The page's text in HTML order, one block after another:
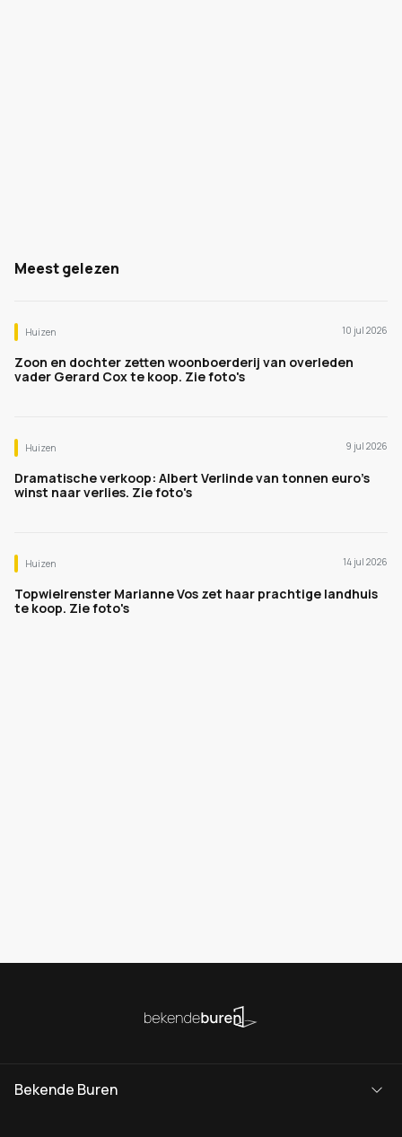
Meest gelezen
Huizen 10 jul 2026
Zoon en dochter zetten woonboerderij van overleden
vader Gerard Cox te koop. Zie foto's
Huizen 9 jul 2026
Dramatische verkoop: Albert Verlinde van tonnen euro's
winst naar verlies. Zie foto's
Huizen 14 jul 2026
Topwielrenster Marianne Vos zet haar prachtige landhuis
te koop. Zie foto's
Bekende Buren